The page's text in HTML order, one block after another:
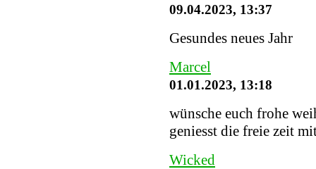
09.04.2023, 13:37
Gesundes neues Jahr
Marcel
01.01.2023, 13:18
wünsche euch frohe
geniesst die freie zeit
Wicked